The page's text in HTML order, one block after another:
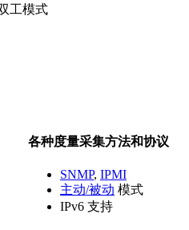
工模式
各种度量采集方法和协议
SNMP, IPMI
主动/被动 模式
IPv6 支持